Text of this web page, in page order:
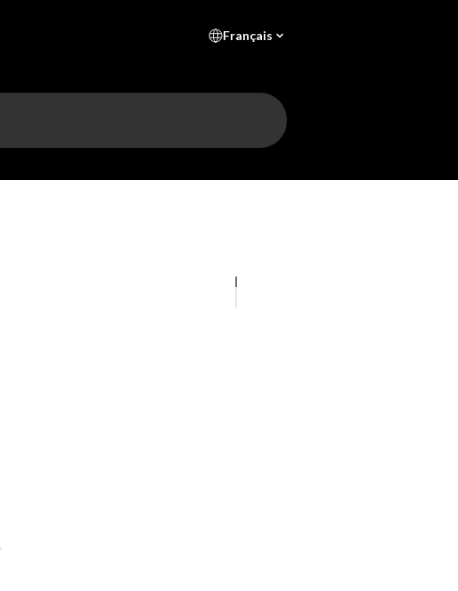
Français